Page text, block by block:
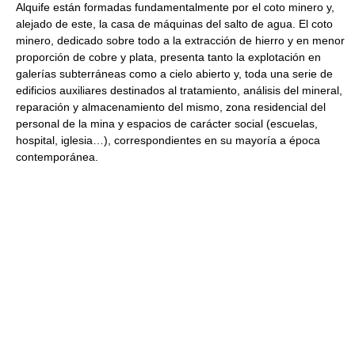
Alquife están formadas fundamentalmente por el coto minero y,
alejado de este, la casa de máquinas del salto de agua. El coto
minero, dedicado sobre todo a la extracción de hierro y en menor
proporción de cobre y plata, presenta tanto la explotación en
galerías subterráneas como a cielo abierto y, toda una serie de
edificios auxiliares destinados al tratamiento, análisis del mineral,
reparación y almacenamiento del mismo, zona residencial del
personal de la mina y espacios de carácter social (escuelas,
hospital, iglesia…), correspondientes en su mayoría a época
contemporánea.